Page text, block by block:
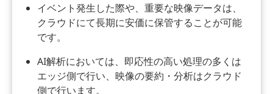
イベント発生した際や、重要な映像データは、
クラウドにて長期に安価に保管することが可能
です。
AI解析においては、即応性の高い処理の多くは
エッジ側で行い、映像の要約・分析はクラウド
側で行います。